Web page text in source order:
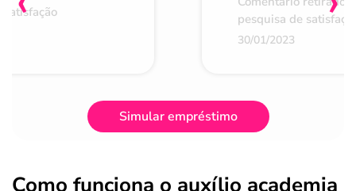
pesquisa de
30/01/2023
Simular empréstimo
Como funciona o auxílio academia